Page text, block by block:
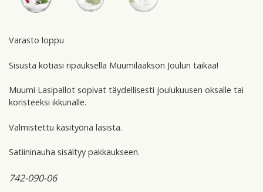
Varasto loppu
Sisusta kotiasi ripauksella Muumilaakson Joulun taikaa!
Muumi Lasipallot sopivat täydellisesti joulukuusen oksalle tai
koristeeksi ikkunalle.
Valmistettu käsityönä lasista.
Satiininauha sisältyy pakkaukseen.
742-090-06